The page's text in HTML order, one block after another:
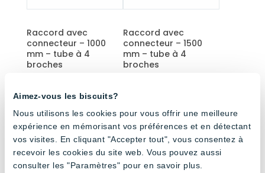
Aimez-vous les biscuits?
Nous utilisons les cookies pour vous offrir une meilleure
expérience en mémorisant vos préférences et en détectant
vos visites. En cliquant "Accepter tout", vous consentez à
recevoir les cookies du site web. Vous pouvez aussi
consulter les "Paramètres" pour en savoir plus.
Raccord avec
connecteur – 1000
mm – tube à 4
broches
Raccord avec
connecteur – 1500
mm – tube à 4
broches